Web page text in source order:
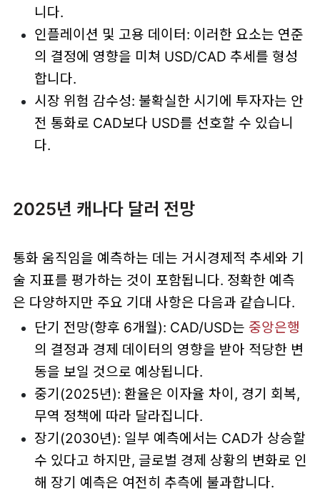
니다.
인플레이션 및 고용 데이터: 이러한 요소는 연준
의 결정에 영향을 미쳐 USD/CAD 추세를 형성
합니다.
시장 위험 감수성: 불확실한 시기에 투자자는 안
전 통화로 CAD보다 USD를 선호할 수 있습니
다.
2025년 캐나다 달러 전망
통화 움직임을 예측하는 데는 거시경제적 추세와 기
술 지표를 평가하는 것이 포함됩니다. 정확한 예측
은 다양하지만 주요 기대 사항은 다음과 같습니다.
단기 전망(향후 6개월): CAD/USD는 중앙은행
의 결정과 경제 데이터의 영향을 받아 적당한 변
동을 보일 것으로 예상됩니다.
중기(2025년): 환율은 이자율 차이, 경기 회복,
무역 정책에 따라 달라집니다.
장기(2030년): 일부 예측에서는 CAD가 상승할
수 있다고 하지만, 글로벌 경제 상황의 변화로 인
해 장기 예측은 여전히 추측에 불과합니다.